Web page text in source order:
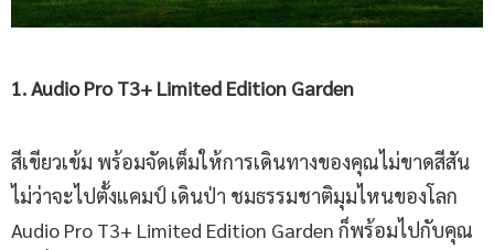
1. Audio Pro T3+ Limited Edition Garden
สีเขียวเข้ม พร้อมจัดเต็มให้การเดินทางของคุณไม่ขาดสีสัน
ไม่ว่าจะไปตั้งแคมป์ เดินป่า ชมธรรมชาติมุมไหนของโลก
Audio Pro T3+ Limited Edition Garden ก็พร้อมไปกับคุณ